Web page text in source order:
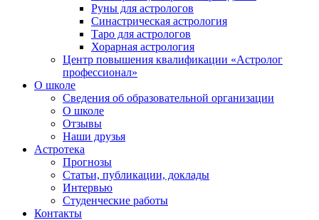
Руны для астрологов
Синастрическая астрология
Таро для астрологов
Хорарная астрология
Центр повышения квалификации «Астролог
профессионал»
О школе
Сведения об образовательной организации
О школе
Отзывы
Наши друзья
Астротека
Прогнозы
Статьи, публикации, доклады
Интервью
Студенческие работы
Контакты